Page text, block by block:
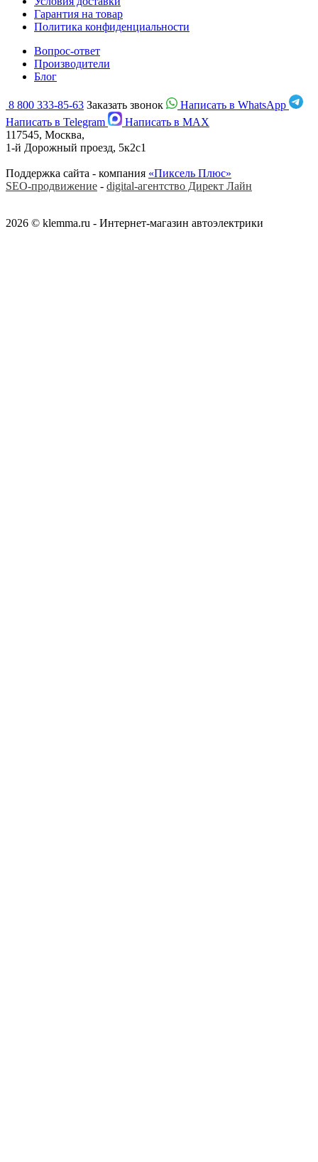
Гарантия на товар
Политика конфиденциальности
Вопрос-ответ
Производители
Блог
8 800 333-85-63 Заказать звонок
Написать в WhatsApp
Написать в Telegram
Написать в MAX
117545, Москва,
1-й Дорожный проезд, 5к2с1
Поддержка сайта - компания «Пиксель Плюс»
SEO-продвижение - digital-агентство Директ Лайн
2026 © klemma.ru - Интернет-магазин автоэлектрики